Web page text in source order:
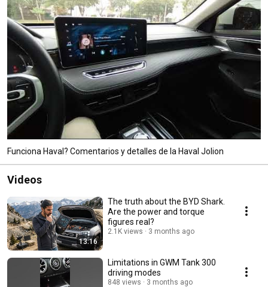
Funciona Haval? Comentarios y detalles de la Haval Jolion
Videos
13:16
The truth about the BYD Shark.
Are the power and torque
figures real?
2.1K views 3 months ago
Limitations in GWM Tank 300
driving modes
848 views 3 months ago